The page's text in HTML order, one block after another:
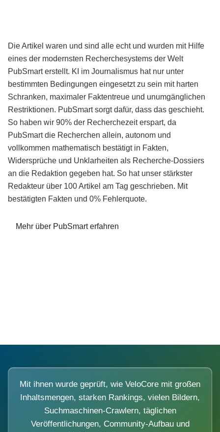
Die Artikel waren und sind alle echt und wurden mit Hilfe
eines der modernsten Recherchesystems der Welt
PubSmart erstellt. KI im Journalismus hat nur unter
bestimmten Bedingungen eingesetzt zu sein mit harten
Schranken, maximaler Faktentreue und unumgänglichen
Restriktionen. PubSmart sorgt dafür, dass das geschieht.
So haben wir 90% der Recherchezeit erspart, da
PubSmart die Recherchen allein, autonom und
vollkommen mathematisch bestätigt in Fakten,
Widersprüche und Unklarheiten als Recherche-Dossiers
an die Redaktion gegeben hat. So hat unser stärkster
Redakteur über 100 Artikel am Tag geschrieben. Mit
bestätigten Fakten und 0% Fehlerquote.
Mehr über PubSmart erfahren
Mit ihnen wurde geprüft, wie VeloCore mit großen
Inhaltsmengen, starken Rankings, vielen Bildern,
Suchmaschinen-Crawlern, täglichen
Veröffentlichungen, Community-Aufbau und